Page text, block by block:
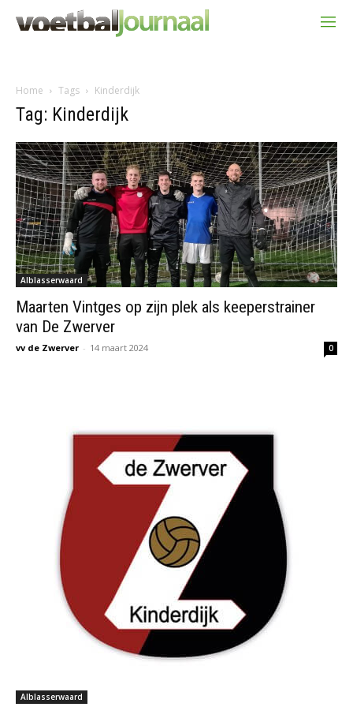
Home Tags Kinderdijk
Tag: Kinderdijk
Alblasserwaard
Maarten Vintges op zijn plek als keeperstrainer
van De Zwerver
vv de Zwerver - 14 maart 2024 0
Alblasserwaard